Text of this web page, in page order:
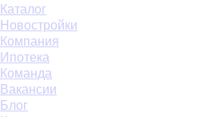
Каталог
Новостройки
Компания
Ипотека
Команда
Вакансии
Блог